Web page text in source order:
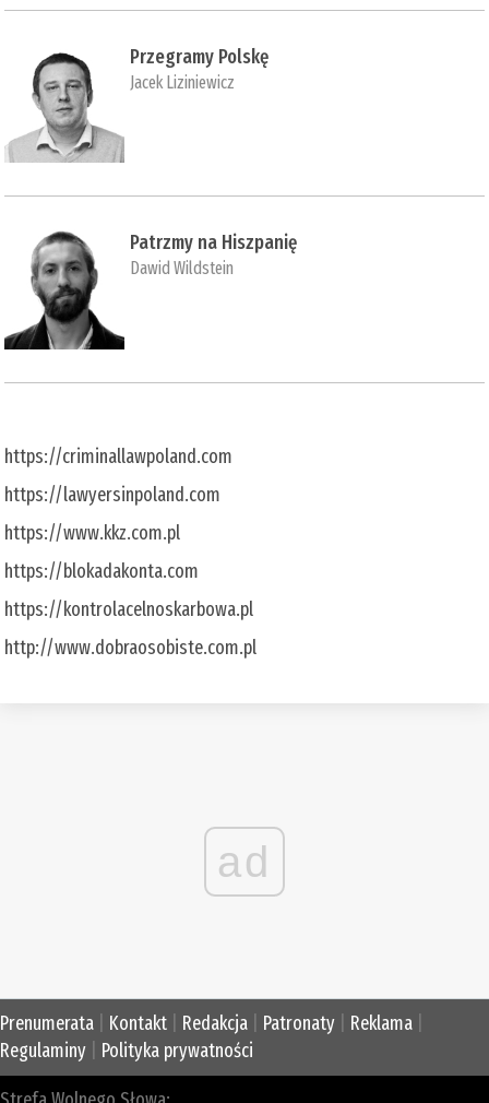
Przegramy Polskę
Jacek Liziniewicz
Patrzmy na Hiszpanię
Dawid Wildstein
https://criminallawpoland.com
https://lawyersinpoland.com
https://www.kkz.com.pl
https://blokadakonta.com
https://kontrolacelnoskarbowa.pl
http://www.dobraosobiste.com.pl
ad
Prenumerata Kontakt Redakcja Patronaty Reklama
Regulaminy
Polityka prywatności